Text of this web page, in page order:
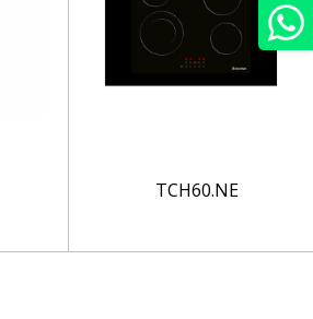
TCH60.NE